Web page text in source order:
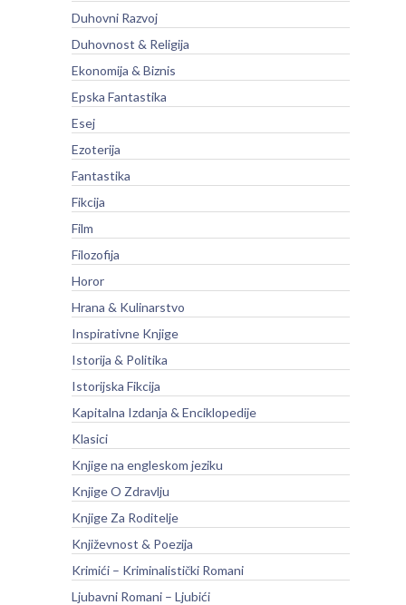
Duhovni Razvoj
Duhovnost & Religija
Ekonomija & Biznis
Epska Fantastika
Esej
Ezoterija
Fantastika
Fikcija
Film
Filozofija
Horor
Hrana & Kulinarstvo
Inspirativne Knjige
Istorija & Politika
Istorijska Fikcija
Kapitalna Izdanja & Enciklopedije
Klasici
Knjige na engleskom jeziku
Knjige O Zdravlju
Knjige Za Roditelje
Književnost & Poezija
Krimići – Kriminalistički Romani
Ljubavni Romani – Ljubići